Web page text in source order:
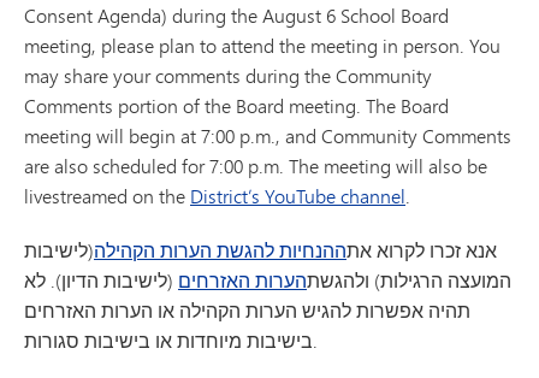
Consent Agenda) during the August 6 School Board
meeting, please plan to attend the meeting in person. You
may share your comments during the Community
Comments portion of the Board meeting. The Board
meeting will begin at 7:00 p.m., and Community Comments
are also scheduled for 7:00 p.m. The meeting will also be
livestreamed on the District’s YouTube channel.
אנא זכרו לקרוא אתההנחיות להגשת הערות הקהילה(לישיבות
המועצה הרגילות) ולהגשתהערות האזרחים (לישיבות הדיון). לא
תהיה אפשרות להגיש הערות הקהילה או הערות האזרחים
בישיבות מיוחדות או בישיבות סגורות.